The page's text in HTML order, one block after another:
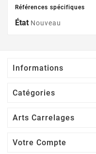
Références spécifiques
État Nouveau
Informations
Catégories
Arts Carrelages
Votre Compte